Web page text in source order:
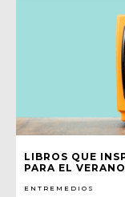
LIBROS QUE
PARA EL VERANO
ENTREMEDIOS